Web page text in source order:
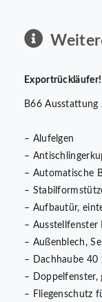
Exportrückläufer!
B66 Ausstattung
– Alufelgen
–
– Automatische
–
– Aufbautür,
– Ausstellfenster
– Außenblech,
– Dachhaube 40
– Doppelfenster,
– Fliegenschutz